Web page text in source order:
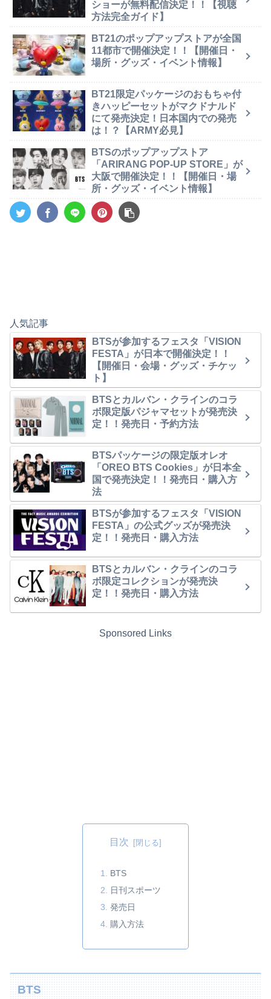
ショーが無料配信決定！！【視聴
方法完全ガイド】
BT21のポップアップストアが全国
11都市で開催決定！！【開催日・
場所・グッズ・イベント情報】
BT21限定パッケージのおもちゃ付
きハッピーセットがマクドナルド
にて発売決定！日本国内での発売
は！？【ARMY必見】
BTSのポップアップストア
「ARIRANG POP-UP STORE」が
大阪で開催決定！！【開催日・場
所・グッズ・イベント情報】
人気記事
BTSが参加するフェスタ「VISION
FESTA」が日本で開催決定！！
【開催日・会場・グッズ・チケッ
ト】
BTSとカルバン・クラインのコラ
ボ限定版パジャマセットが発売決
定！！発売日・予約方法
BTSパッケージの限定版オレオ
「OREO BTS Cookies」が日本全
国で発売決定！！発売日・購入方
法
BTSが参加するフェスタ「VISION
FESTA」の公式グッズが発売決
定！！発売日・購入方法
BTSとカルバン・クラインのコラ
ボ限定コレクションが発売決
定！！発売日・購入方法
Sponsored Links
目次
BTS
日刊スポーツ
発売日
購入方法
BTS